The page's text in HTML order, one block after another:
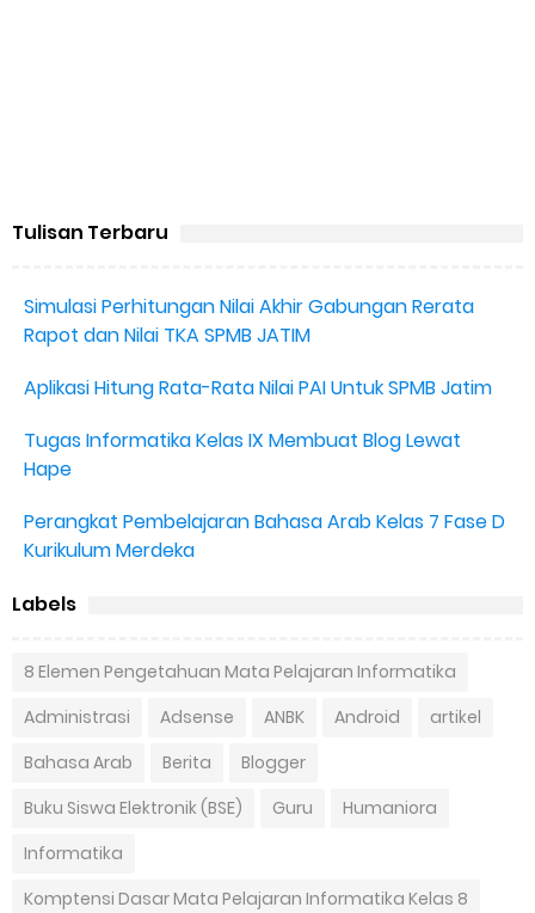
Tulisan Terbaru
Simulasi Perhitungan Nilai Akhir Gabungan Rerata
Rapot dan Nilai TKA SPMB JATIM
Aplikasi Hitung Rata-Rata Nilai PAI Untuk SPMB Jatim
Tugas Informatika Kelas IX Membuat Blog Lewat
Hape
Perangkat Pembelajaran Bahasa Arab Kelas 7 Fase D
Kurikulum Merdeka
Labels
8 Elemen Pengetahuan Mata Pelajaran Informatika
Administrasi
Adsense ANBK Android
artikel
Bahasa Arab
Berita
Blogger
Buku Siswa Elektronik (BSE)
Guru
Humaniora
Informatika
Komptensi Dasar Mata Pelajaran Informatika Kelas 8